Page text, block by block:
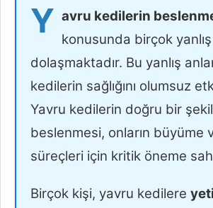
Y avru kedilerin
konusunda birçok
dolaşmaktadır. Bu yanlış
kedilerin sağlığını olumsuz
Yavru kedilerin doğru bir
beslenmesi, onların büyüme
süreçleri için kritik öneme
Birçok kişi, yavru kedilere